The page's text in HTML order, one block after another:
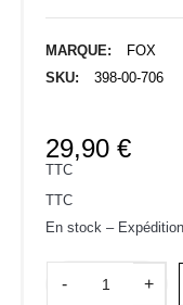
MARQUE:
FOX
SKU:
398-00-706
29,90 €
TTC
TTC
En stock –
- +